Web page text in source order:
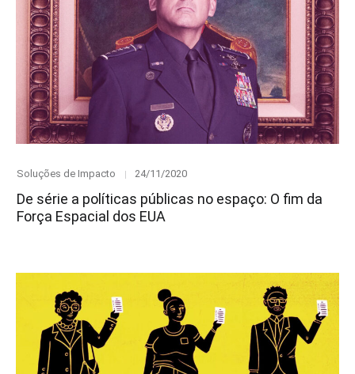
Category
Soluções de Impacto
Posted
24/11/2020
De série a políticas públicas no espaço: O fim da
Força Espacial dos EUA